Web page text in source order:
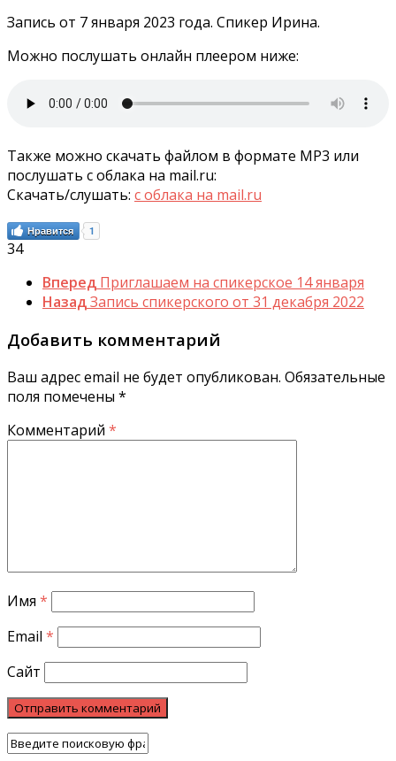
Запись от 7 января 2023 года. Спикер Ирина.
Можно послушать онлайн плеером ниже:
Также можно скачать файлом в формате MP3 или
послушать с облака на mail.ru:
Скачать/слушать: с облака на mail.ru
Нравится 1
34
Вперед Приглашаем на спикерское 14 января
НазадЗапись спикерского от 31 декабря 2022
Добавить комментарий
Ваш адрес email не будет опубликован. Обязательные
поля помечены *
Комментарий *
Имя *
Email *
Сайт